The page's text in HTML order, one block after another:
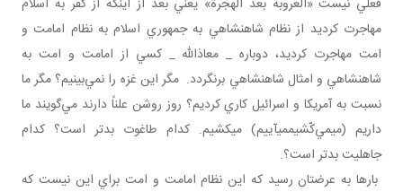
فعلي نيست «العروبة بعد الهجرة» يعني بعد از اينکه از کفر به اسلام
مهاجرت کرديد از نظام شاهنشاهي به جمهوري اسلام به نظام امامت و
امت مهاجرت کرديد، دوباره _ معاذالله _ کسي از امامت و امت به
شاهنشاهي و امثال شاهنشاهي برنگردد. مگر اين غزه را نمي‌بينيم؟ مگر ما
نسبت به آمريکا و اسرائيل کاري کرديم؟ روز روشن علناً دارند مي‌گويند ما
داريم (می­مي‌کّشيممی­آييم) می­کشيم. کدام طاغوت بدتر است؟ کدام
جاهليت بدتر است؟.
بارها به عرضتان رسيد که اين نظام امامت و امت براي اين نيست که